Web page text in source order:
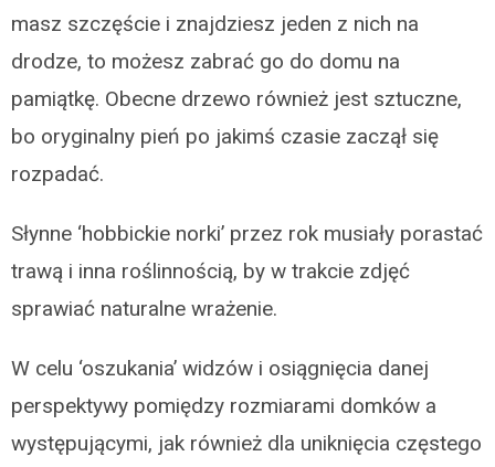
masz szczęście i znajdziesz jeden z nich na
drodze, to możesz zabrać go do domu na
pamiątkę. Obecne drzewo również jest sztuczne,
bo oryginalny pień po jakimś czasie zaczął się
rozpadać.
Słynne ‘hobbickie norki’ przez rok musiały porastać
trawą i inna roślinnością, by w trakcie zdjęć
sprawiać naturalne wrażenie.
W celu ‘oszukania’ widzów i osiągnięcia danej
perspektywy pomiędzy rozmiarami domków a
występującymi, jak również dla uniknięcia częstego